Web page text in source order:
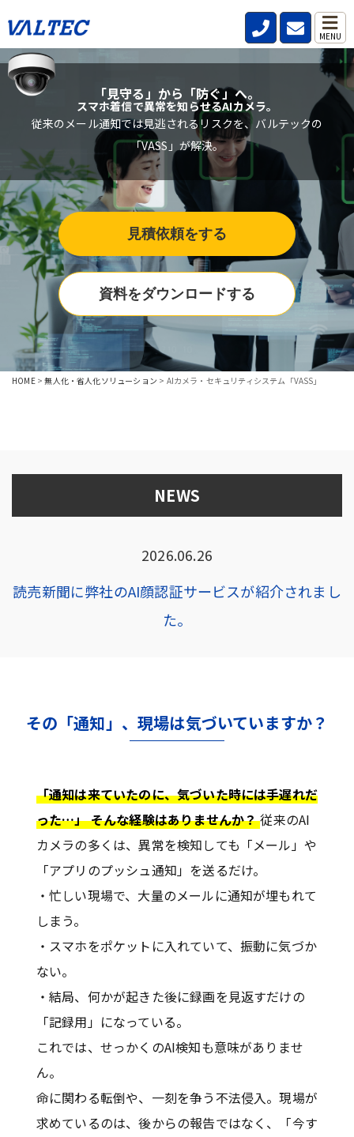
MENU
HOME>無人化・省人化ソリューション > AIカメラ・セキュリティシステム「VASS」
「見守る」から「防ぐ」へ。
スマホ着信で異常を知らせるAIカメラ。
従来のメール通知では見逃されるリスクを、バルテックの
「VASS」が解決。
見積依頼をする
資料をダウンロードする
NEWS
2026.06.26
読売新聞に弊社のAI顔認証サービスが紹介されまし
た。
その「通知」、現場は気づいていますか？
「通知は来ていたのに、気づいた時には手遅れだ
った…」 そんな経験はありませんか？従来のAI
カメラの多くは、異常を検知しても「メール」や
「アプリのプッシュ通知」を送るだけ。
・忙しい現場で、大量のメールに通知が埋もれて
しまう。
・スマホをポケットに入れていて、振動に気づか
ない。
・結局、何かが起きた後に録画を見返すだけの
「記録用」になっている。
これでは、せっかくのAI検知も意味がありませ
ん。
命に関わる転倒や、一刻を争う不法侵入。現場が
求めているのは、後からの報告ではなく、「今す